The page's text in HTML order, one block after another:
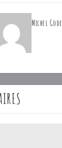
Michel